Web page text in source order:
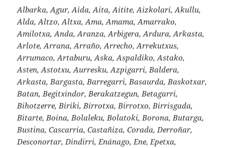
Albarka, Agur, Aida, Aita, Aitite, Aizkolari, Akullu,
Alda, Altzo, Altxa, Ama, Amama, Amarrako,
Amilotxa, Anda, Aranza, Arbigera, Ardura, Arkasta,
Arlote, Arrana, Arraño, Arrecho, Arrekutxus,
Arrumaco, Artaburu, Aska, Aspaldiko, Astako,
Asten, Astotxu, Aurresku, Azpigarri, Baldera,
Arkasta, Bargasta, Barregarri, Basaurda, Baskotxar,
Batan, Begitxindor, Berakatzegun, Betagarri,
Bihotzerre, Biriki, Birrotxa, Birrotxo, Birrisgada,
Bitarte, Boina, Bolaleku, Bolatoki, Borona, Butarga,
Bustina, Cascarria, Castañiza, Corada, Derroñar,
Desconortar, Dindirri, Enánago, Ene, Epetxa,